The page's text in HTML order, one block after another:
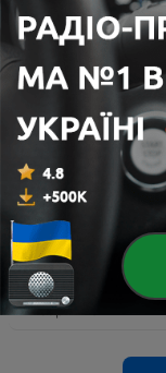
467 -
#450.5
Beyond
24 серп. 2012
#450.4
Beyond
24 серп. 2012
465 - #450.3
Beyond
24 серп. 2012
464 - #450.2
Beyond
24 серп. 2012